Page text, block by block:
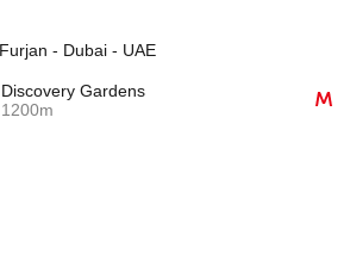
- Dubai - UAE
Discovery Gardens
1200m